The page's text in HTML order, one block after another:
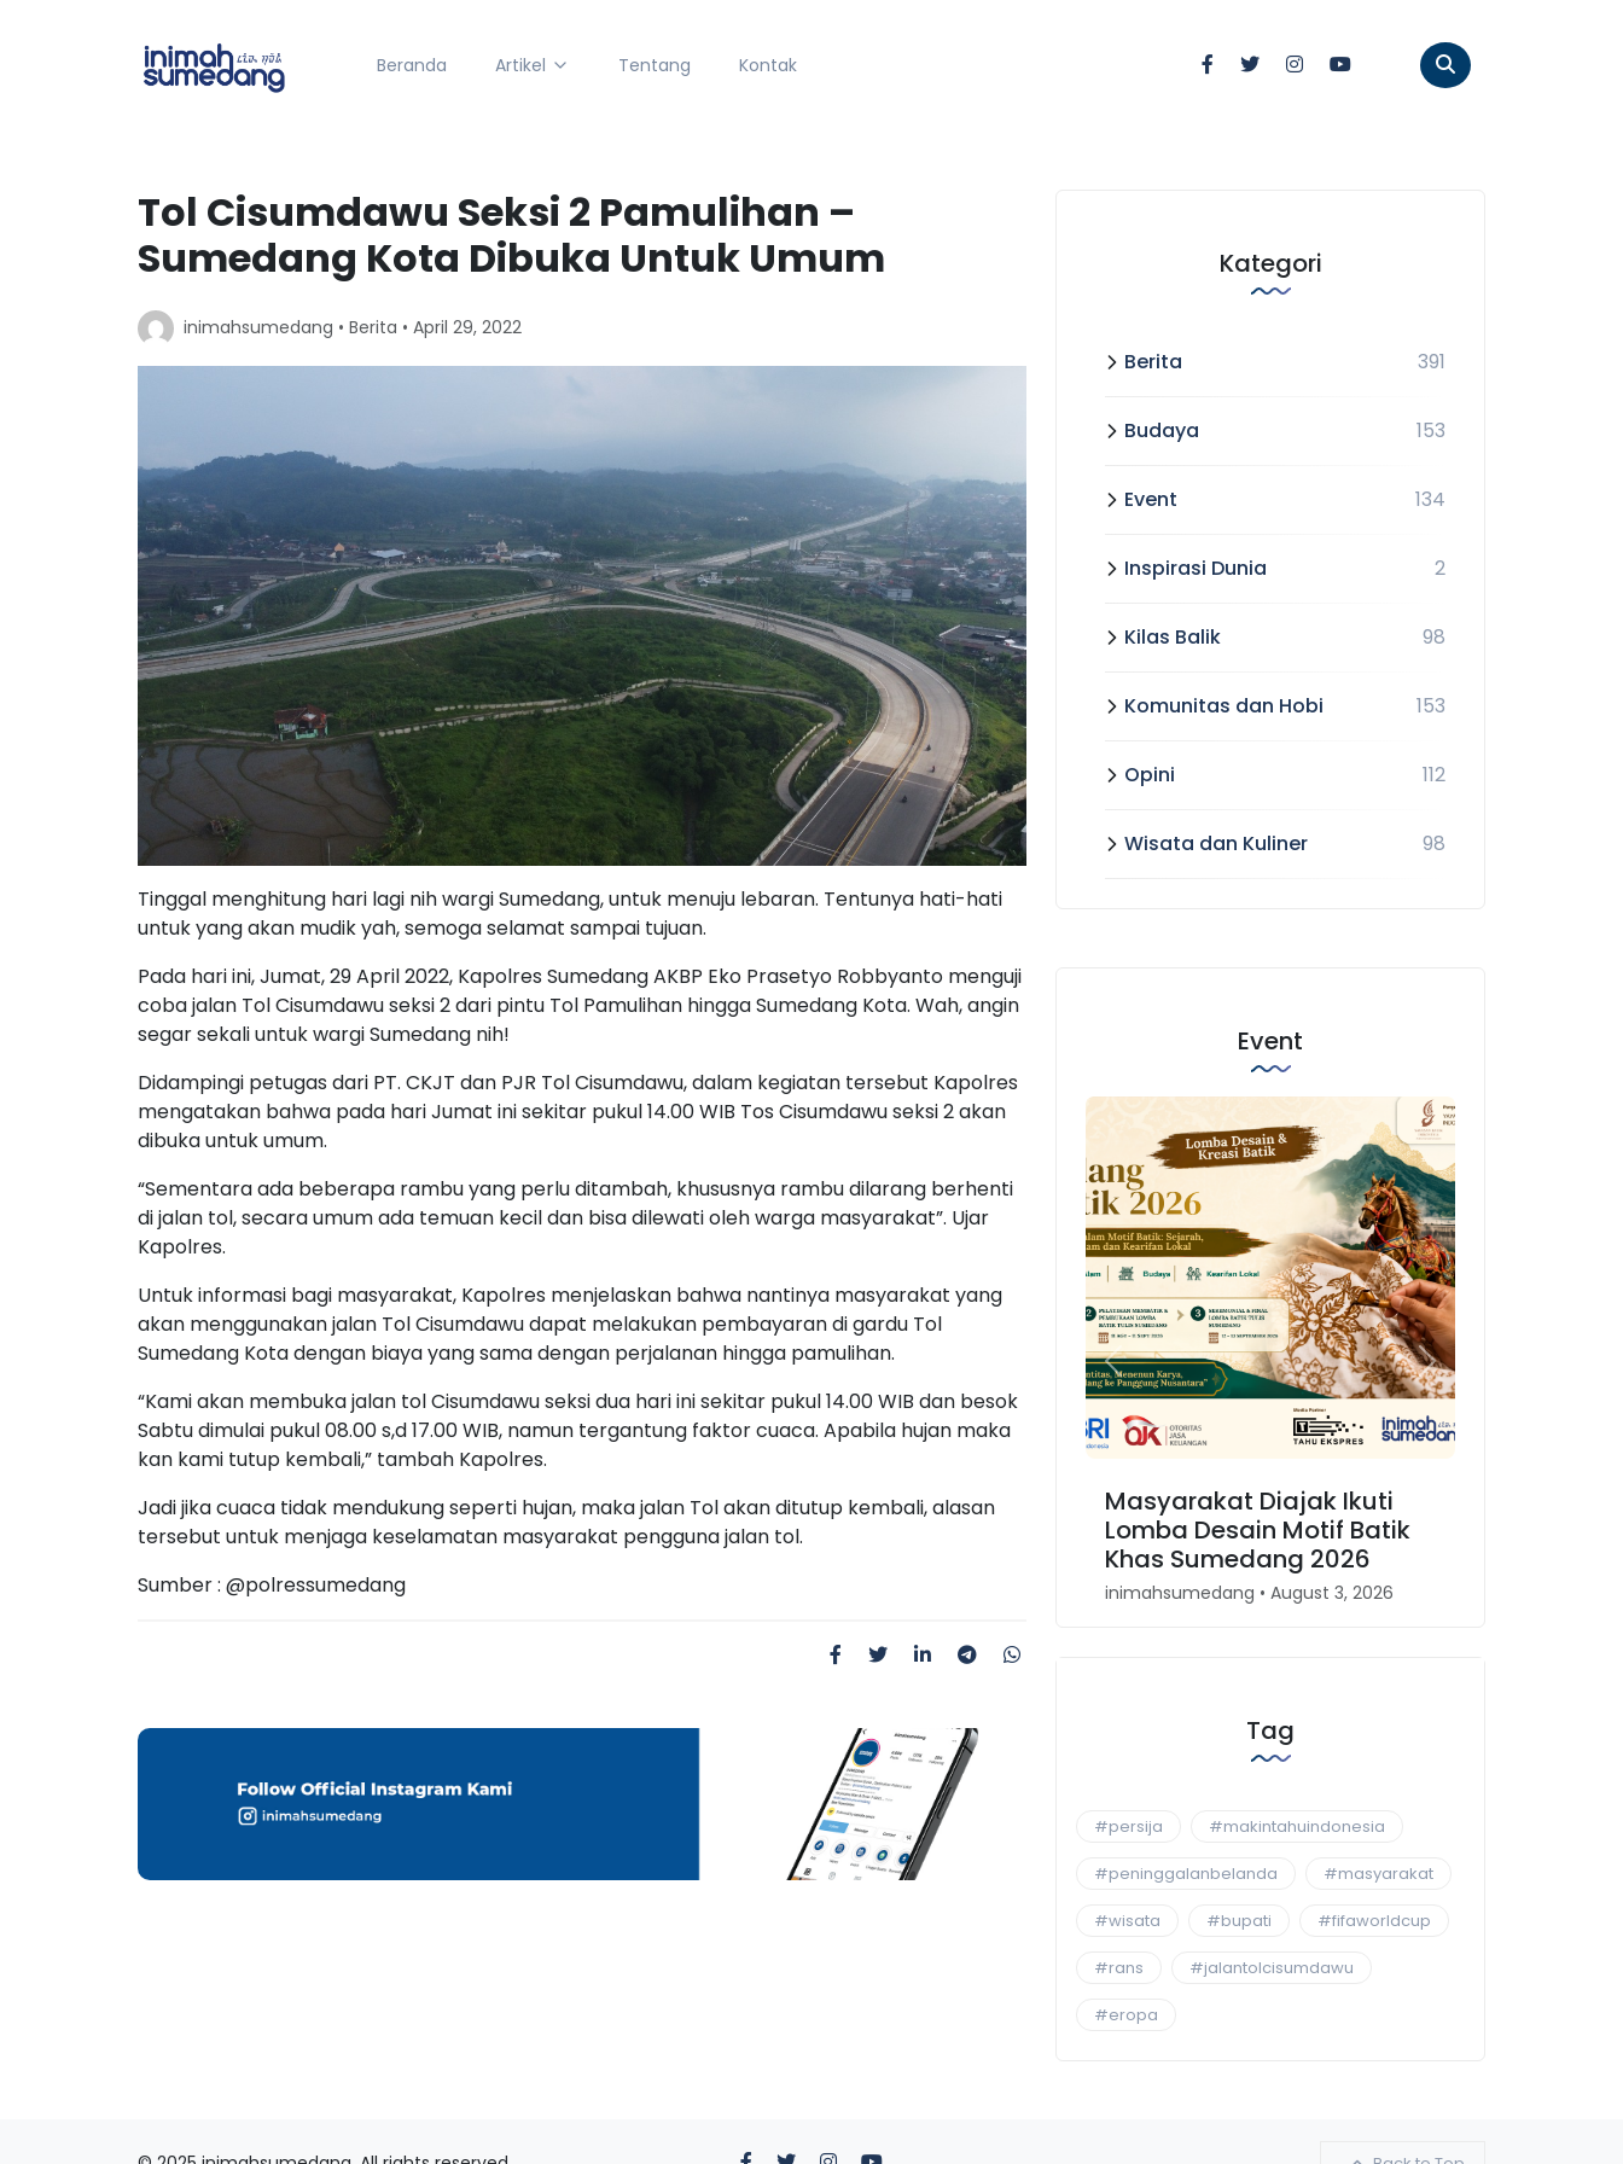
Beranda Artikel Tentang Kontak
Tol Cisumdawu Seksi 2 Pamulihan –
Sumedang Kota Dibuka Untuk Umum
inimahsumedang • Berita • April 29, 2022
Tinggal menghitung hari lagi nih wargi Sumedang, untuk menuju lebaran. Tentunya hati-hati
untuk yang akan mudik yah, semoga selamat sampai tujuan.
Pada hari ini, Jumat, 29 April 2022, Kapolres Sumedang AKBP Eko Prasetyo Robbyanto menguji
coba jalan Tol Cisumdawu seksi 2 dari pintu Tol Pamulihan hingga Sumedang Kota. Wah, angin
segar sekali untuk wargi Sumedang nih!
Didampingi petugas dari PT. CKJT dan PJR Tol Cisumdawu, dalam kegiatan tersebut Kapolres
mengatakan bahwa pada hari Jumat ini sekitar pukul 14.00 WIB Tos Cisumdawu seksi 2 akan
dibuka untuk umum.
“Sementara ada beberapa rambu yang perlu ditambah, khususnya rambu dilarang berhenti
di jalan tol, secara umum ada temuan kecil dan bisa dilewati oleh warga masyarakat”. Ujar
Kapolres.
Untuk informasi bagi masyarakat, Kapolres menjelaskan bahwa nantinya masyarakat yang
akan menggunakan jalan Tol Cisumdawu dapat melakukan pembayaran di gardu Tol
Sumedang Kota dengan biaya yang sama dengan perjalanan hingga pamulihan.
“Kami akan membuka jalan tol Cisumdawu seksi dua hari ini sekitar pukul 14.00 WIB dan besok
Sabtu dimulai pukul 08.00 s,d 17.00 WIB, namun tergantung faktor cuaca. Apabila hujan maka
kan kami tutup kembali,” tambah Kapolres.
Jadi jika cuaca tidak mendukung seperti hujan, maka jalan Tol akan ditutup kembali, alasan
tersebut untuk menjaga keselamatan masyarakat pengguna jalan tol.
Sumber : @polressumedang
Kategori
Berita 391
Budaya 153
Event 134
Inspirasi Dunia 2
Kilas Balik 98
Komunitas dan Hobi 153
Opini 112
Wisata dan Kuliner 98
Event
Masyarakat Diajak Ikuti
Lomba Desain Motif Batik
Khas Sumedang 2026
inimahsumedang • August 3, 2026
Previous Next
Tag
#persija #makintahuindonesia
#peninggalanbelanda #masyarakat
#wisata #bupati #fifaworldcup
#rans #jalantolcisumdawu
#eropa